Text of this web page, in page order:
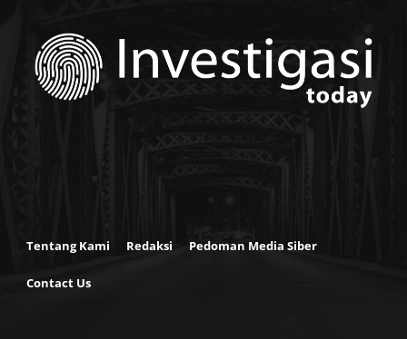
Tentang Kami Redaksi Pedoman Media Siber
Contact Us